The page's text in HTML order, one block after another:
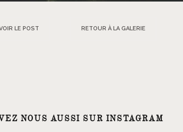
LE POST RETOUR À LA GALERIE
NOUS AUSSI SUR INSTAGRAM